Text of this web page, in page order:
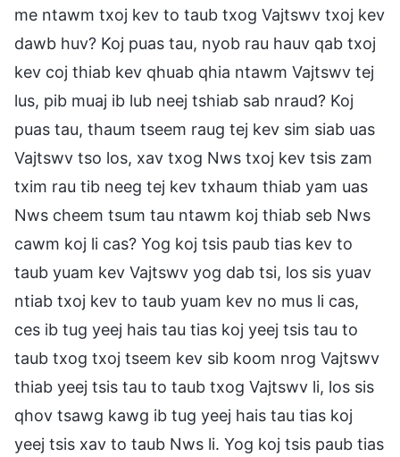
me ntawm txoj kev to taub txog Vajtswv txoj kev
dawb huv? Koj puas tau, nyob rau hauv qab txoj
kev coj thiab kev qhuab qhia ntawm Vajtswv tej
lus, pib muaj ib lub neej tshiab sab nraud? Koj
puas tau, thaum tseem raug tej kev sim siab uas
Vajtswv tso los, xav txog Nws txoj kev tsis zam
txim rau tib neeg tej kev txhaum thiab yam uas
Nws cheem tsum tau ntawm koj thiab seb Nws
cawm koj li cas? Yog koj tsis paub tias kev to
taub yuam kev Vajtswv yog dab tsi, los sis yuav
ntiab txoj kev to taub yuam kev no mus li cas,
ces ib tug yeej hais tau tias koj yeej tsis tau to
taub txog txoj tseem kev sib koom nrog Vajtswv
thiab yeej tsis tau to taub txog Vajtswv li, los sis
qhov tsawg kawg ib tug yeej hais tau tias koj
yeej tsis xav to taub Nws li. Yog koj tsis paub tias